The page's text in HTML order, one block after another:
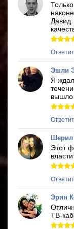
Эшли
Я
вышло
Шерил
Этот
Эрин
ТВ-